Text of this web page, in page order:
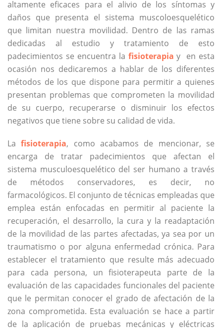
altamente eficaces para el alivio de los síntomas y
daños que presenta el sistema muscoloesquelético
que limitan nuestra movilidad. Dentro de las ramas
dedicadas al estudio y tratamiento de esto
padecimientos se encuentra la fisioterapia y en esta
ocasión nos dedicaremos a hablar de los diferentes
métodos de los que dispone para permitir a quienes
presentan problemas que comprometen la movilidad
de su cuerpo, recuperarse o disminuir los efectos
negativos que tiene sobre su calidad de vida.
Lafisioterapia, como acabamos de mencionar, se
encarga de tratar padecimientos que afectan el
sistema musculoesquelético del ser humano a través
de métodos conservadores, es decir, no
farmacológicos. El conjunto de técnicas empleadas que
emplea están enfocadas en permitir al paciente la
recuperación, el desarrollo, la cura y la readaptación
de la movilidad de las partes afectadas, ya sea por un
traumatismo o por alguna enfermedad crónica. Para
establecer el tratamiento que resulte más adecuado
para cada persona, un fisioterapeuta parte de la
evaluación de las capacidades funcionales del paciente
que le permitan conocer el grado de afectación de la
zona comprometida. Esta evaluación se hace a partir
de la aplicación de pruebas mecánicas y eléctricas